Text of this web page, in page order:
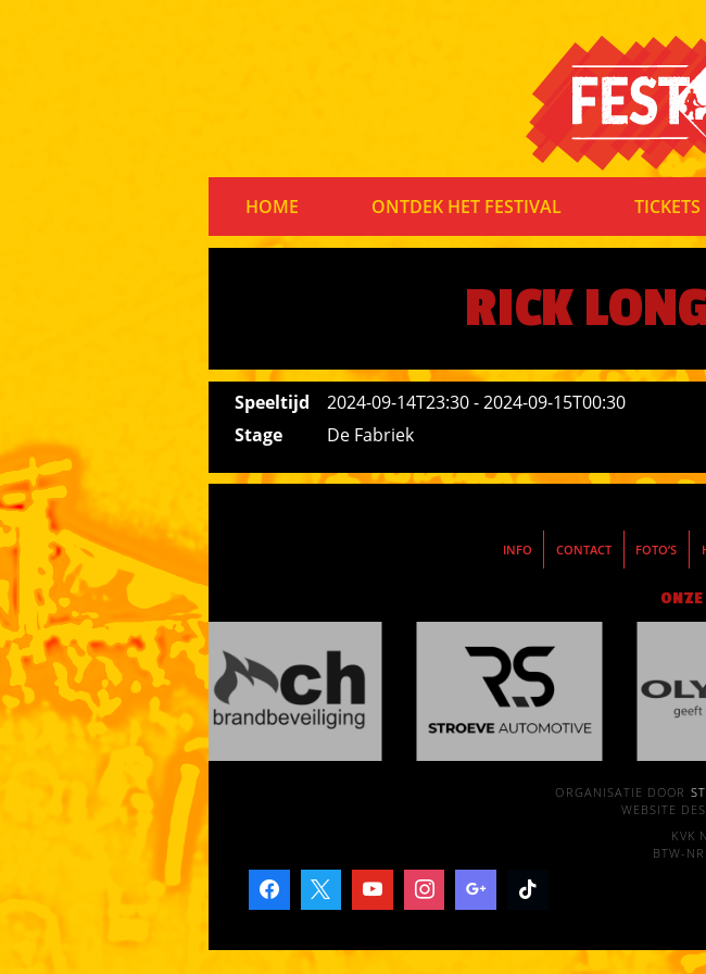
HOME ONTDEK HET FESTIVAL TICKETS
RICK
Speeltijd
2024-09-14T23:30 - 2024-09-15T00:30
Stage
De Fabriek
INFO CONTACT FOTO’S
ONZE
ORGANISATIE DOOR
WEBSITE
KVK
BTW-